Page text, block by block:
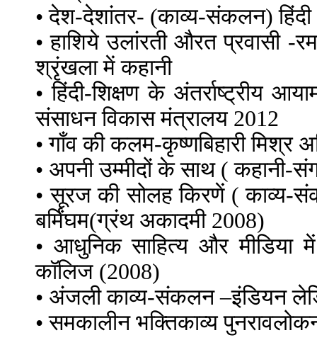
• देश-देशांतर- (काव्य-संकलन)
• हाशिये उलांरती औरत प्रवासी -
श्रृंखला में कहानी
• हिंदी-शिक्षण के अंतर्राष्ट्रीय
संसाधन विकास मंत्रालय 2012
• गाँव की कलम-कृष्णबिहारी मिश्र
• अपनी उम्मीदों के साथ ( कहानी-
• सूरज की सोलह किरणें ( काव्य-
बर्मिंघम(ग्रंथ अकादमी 2008)
• आधुनिक साहित्य और मीडिया
कॉलिज (2008)
• अंजली काव्य-संकलन –इंडियन
• समकालीन भक्तिकाव्य